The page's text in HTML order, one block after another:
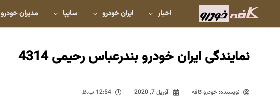
اخبار ایران خودرو سایپا مدیران خودرو
نمایندگی ایران خودرو بندرعباس رحیمی 4314
نویسنده: خودرو کافه آوریل 7, 2020 12:54 ب.ظ